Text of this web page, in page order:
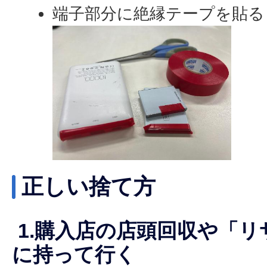
端子部分に絶縁テープを貼る
正しい捨て方
1.購入店の店頭回収や「
に持って行く